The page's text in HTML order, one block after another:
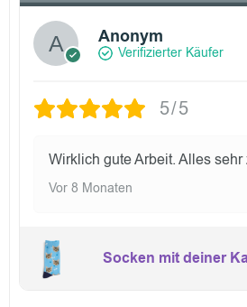
Anonym
Verifizierter Käufer
5/5
Wirklich gute Arbeit. Alles
Vor 8 Monaten
Socken mit deiner